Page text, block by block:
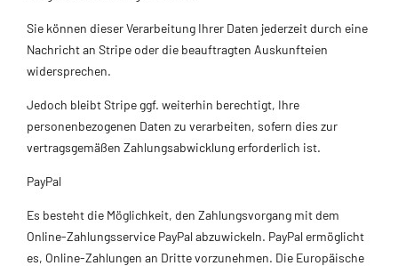
Sie können dieser Verarbeitung Ihrer Daten jederzeit durch eine
Nachricht an Stripe oder die beauftragten Auskunfteien
widersprechen.
Jedoch bleibt Stripe ggf. weiterhin berechtigt, Ihre
personenbezogenen Daten zu verarbeiten, sofern dies zur
vertragsgemäßen Zahlungsabwicklung erforderlich ist.
PayPal
Es besteht die Möglichkeit, den Zahlungsvorgang mit dem
Online-Zahlungsservice PayPal abzuwickeln. PayPal ermöglicht
es, Online-Zahlungen an Dritte vorzunehmen. Die Europäische